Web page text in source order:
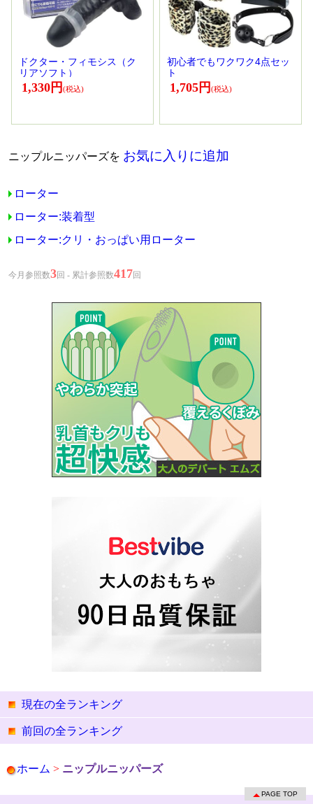
ドクター・フィモシス（ク
リアソフト）
1,330円
初心者でもワクワク4点セッ
ト
1,705円
ニップルニッパーズを お気に入りに追加
ローター
ローター:装着型
ローター:クリ・おっぱい用ローター
今月参照数3回 - 累計参照数417回
現在の全ランキング
前回の全ランキング
ホーム > ニップルニッパーズ
PAGE TOP